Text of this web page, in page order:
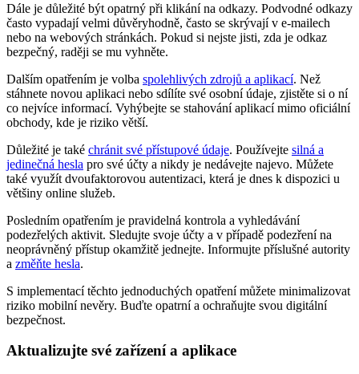
Dále je důležité být opatrný při klikání na odkazy. Podvodné odkazy
často vypadají velmi důvěryhodně, často se skrývají v e-mailech
nebo na webových stránkách. Pokud si nejste jisti, zda je odkaz
bezpečný, raději se mu vyhněte.
Dalším opatřením je volba spolehlivých zdrojů a aplikací. Než
stáhnete novou aplikaci nebo sdílíte své osobní údaje, zjistěte si o ní
co nejvíce informací. Vyhýbejte se stahování aplikací mimo oficiální
obchody, kde je riziko větší.
Důležité je také chránit své přístupové údaje. Používejte silná a
jedinečná hesla pro své účty a nikdy je nedávejte najevo. Můžete
také využít dvoufaktorovou autentizaci, která je dnes k dispozici u
většiny online služeb.
Posledním opatřením je pravidelná kontrola a vyhledávání
podezřelých aktivit. Sledujte svoje účty a v případě podezření na
neoprávněný přístup okamžitě jednejte. Informujte příslušné autority
a změňte hesla.
S implementací těchto jednoduchých opatření můžete minimalizovat
riziko mobilní nevěry. Buďte opatrní a ochraňujte svou digitální
bezpečnost.
Aktualizujte své zařízení a aplikace